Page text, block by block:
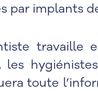
par implants
travaille
les
toute